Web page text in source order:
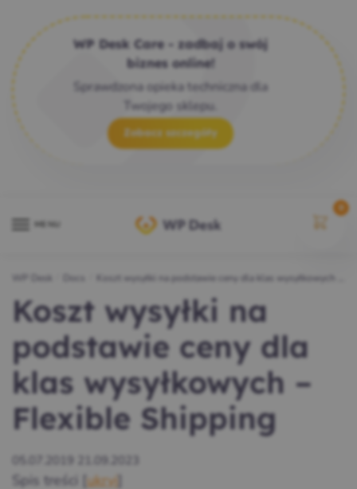
WP Desk Care - zadbaj o swój
biznes online!
Sprawdzona opieka techniczna dla
Twojego sklepu.
Zobacz szczegóły
WP Desk Docs Koszt wysyłki na podstawie ceny dla klas wysyłkowych – Flexible Shipping
Koszt wysyłki na
podstawie ceny dla
klas wysyłkowych –
Flexible Shipping
05.07.2019 21.09.2023
Spis treści ukryj